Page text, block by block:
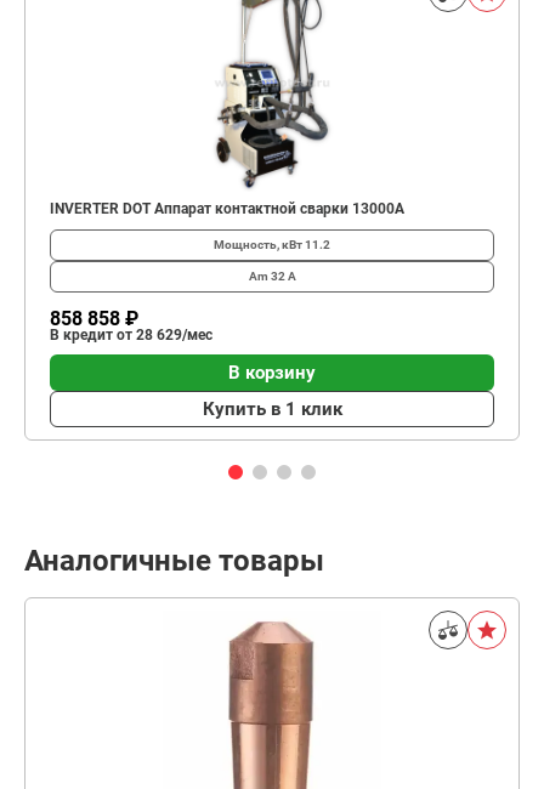
INVERTER DOT Аппарат контактной сварки 13000А
Мощность, кВт11.2
Am 32 А
858 858 ₽
В кредит от 28 629/мес
В корзину
Купить в 1 клик
Аналогичные товары